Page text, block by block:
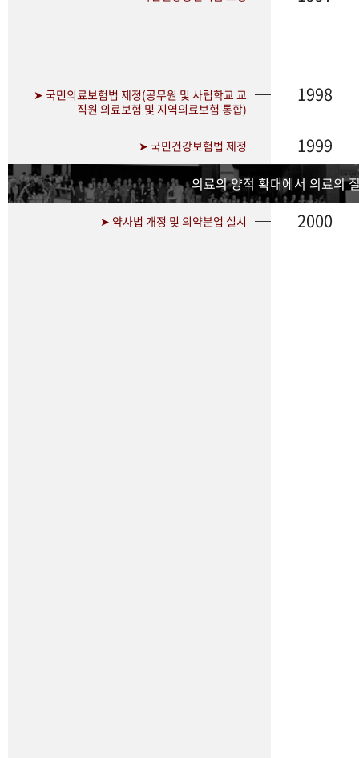
➤ 국민의료보험법 제정(공무원 및 사립학교 교
직원 의료보험 및 지역의료보험 통합)
1998
➤ 국민건강보험법 제정 1999
의료의 양적 확대에서 의료의
➤ 약사법 개정 및 의약분업 실시 2000